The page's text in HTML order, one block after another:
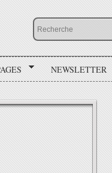
NEWSLETTER